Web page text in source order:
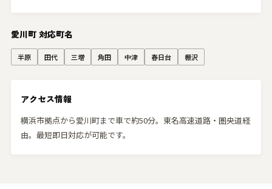
愛川町 対応町名
半原 田代 三増 角田 中津 春日台 棚沢
アクセス情報
横浜市拠点から愛川町まで車で約50分。東名高速道路・圏央道経
由。最短即日対応が可能です。